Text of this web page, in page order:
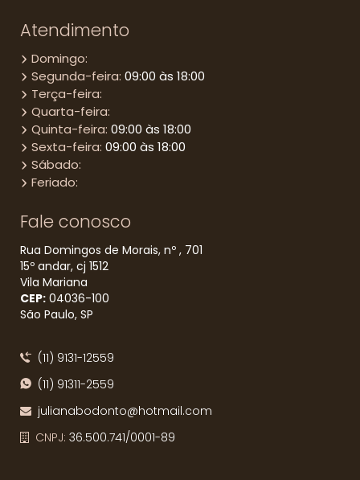
Atendimento
Domingo:
Segunda-feira: 09:00 às 18:00
Terça-feira:
Quarta-feira:
Quinta-feira: 09:00 às 18:00
Sexta-feira: 09:00 às 18:00
Sábado:
Feriado:
Fale conosco
Rua Domingos de Morais, nº , 701
15º andar, cj 1512
Vila Mariana
CEP: 04036​-100
São Paulo, SP
(11) 9131-12559
(11) 91311-2559
julianabodonto@hotmail.com
CNPJ: 36.500.741/0001-89